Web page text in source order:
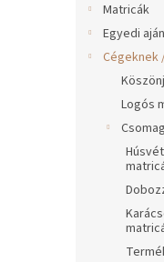
Matricák
Egyedi
Cégeknek
Logós